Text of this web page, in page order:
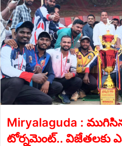
Miryalaguda :
టోర్నమెంట్.. విజేతలకు